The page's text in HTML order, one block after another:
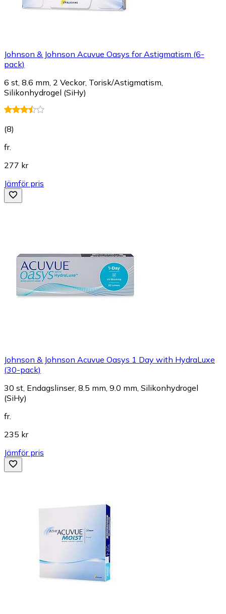
Johnson & Johnson Acuvue Oasys for Astigmatism (6-
pack)
6 st, 8.6 mm, 2 Veckor, Torisk/Astigmatism,
Silikonhydrogel (SiHy)
(8)
fr.
277 kr
Jämför pris
Johnson & Johnson Acuvue Oasys 1 Day with HydraLuxe
(30-pack)
30 st, Endagslinser, 8.5 mm, 9.0 mm, Silikonhydrogel
(SiHy)
fr.
235 kr
Jämför pris